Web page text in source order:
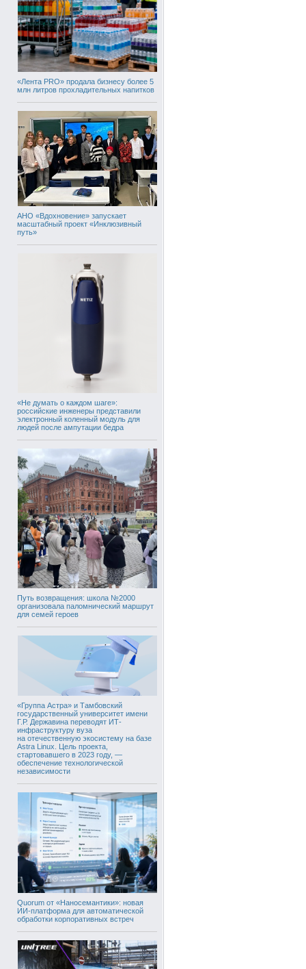
«Лента PRO» продала бизнесу более 5
млн литров прохладительных напитков
АНО «Вдохновение» запускает
масштабный проект «Инклюзивный
путь»
«Не думать о каждом шаге»:
российские инженеры представили
электронный коленный модуль для
людей после ампутации бедра
Путь возвращения: школа №2000
организовала паломнический маршрут
для семей героев
«Группа Астра» и Тамбовский
государственный университет имени
Г.Р. Державина переводят ИТ-
инфраструктуру вуза
на отечественную экосистему на базе
Astra Linux. Цель проекта,
стартовавшего в 2023 году, —
обеспечение технологической
независимости
Quorum от «Наносемантики»: новая
ИИ-платформа для автоматической
обработки корпоративных встреч